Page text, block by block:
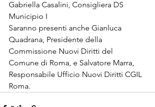
Gabriella Casalini, Consigliera DS
Municipio I
Saranno presenti anche Gianluca
Quadrana, Presidente della
Commissione Nuovi Diritti del
Comune di Roma, e Salvatore Marra,
Responsabile Ufficio Nuovi Diritti CGIL
Roma.